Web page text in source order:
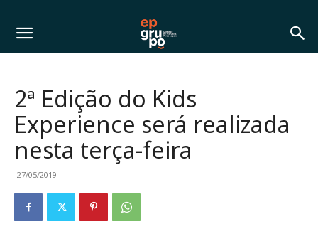
2ª Edição do Kids
Experience será realizada
nesta terça-feira
27/05/2019